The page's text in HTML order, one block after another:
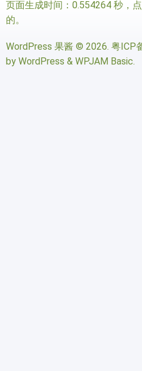
页面生成时间：0.554264 秒，
的。
WordPress 果酱 © 2026. 粤ICP
by WordPress & WPJAM Basic.